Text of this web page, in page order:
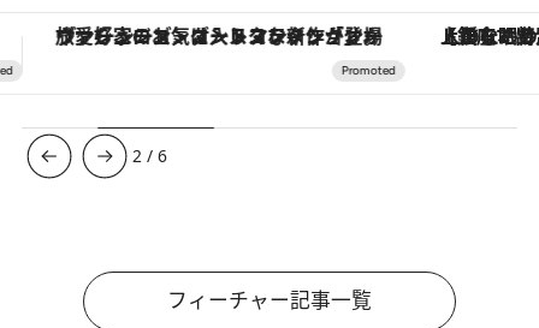
【銀座で出合う最旬美容】美髪ケアや上質な眠り…セルフケアのアップデートから、特別な名入れギフトまで。大人のための「ReFa GINZA」クルーズ 【夏限定ディナーコース】旬を
3 /6
フィーチャー記事一覧